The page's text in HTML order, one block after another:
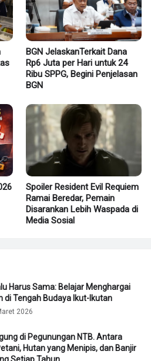
BGN JelaskanTerkait Dana
Rp6 Juta per Hari untuk 24
Ribu SPPG, Begini Penjelasan
BGN
Spoiler Resident Evil Requiem
Ramai Beredar, Pemain
Disarankan Lebih Waspada di
Media Sosial
Harus Sama: Belajar Menghargai
di Tengah Budaya Ikut-Ikutan
2026
di Pegunungan NTB. Antara
Hutan yang Menipis, dan Banjir